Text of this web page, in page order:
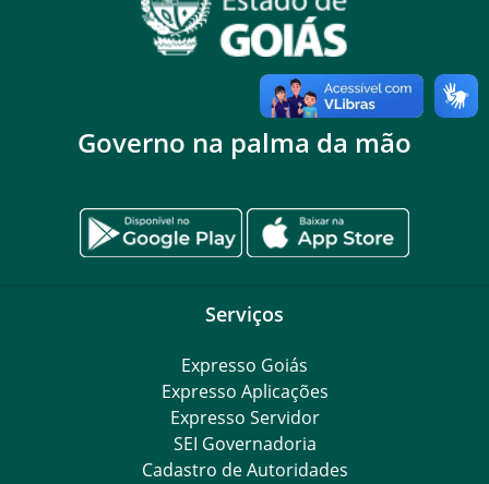
Governo na palma da mão
Serviços
Expresso Goiás
Expresso Aplicações
Expresso Servidor
SEI Governadoria
Cadastro de Autoridades